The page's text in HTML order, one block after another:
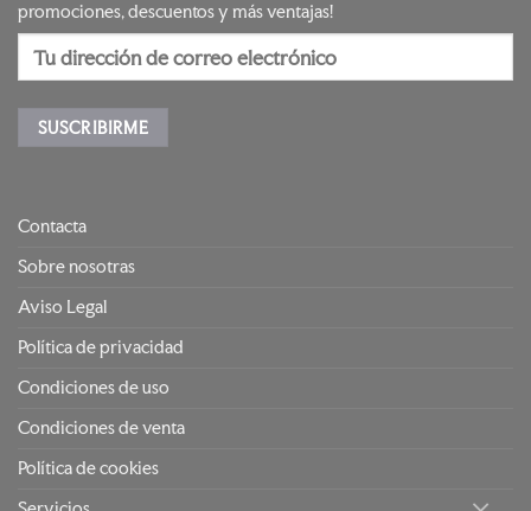
promociones, descuentos y más ventajas!
Contacta
Sobre nosotras
Aviso Legal
Política de privacidad
Condiciones de uso
Condiciones de venta
Política de cookies